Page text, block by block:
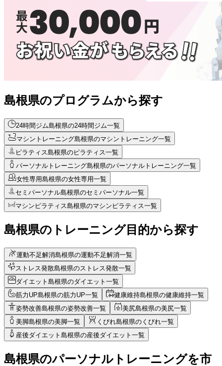
島根県のプログラムから探す
24時間ジム島根県の24時間ジム一覧
マシントレーニング島根県のマシントレーニング一覧
ピラティス島根県のピラティス一覧
パーソナルトレーニング島根県のパーソナルトレーニング一覧
女性専用島根県の女性専用一覧
セミパーソナル島根県のセミパーソナル一覧
マシンピラティス島根県のマシンピラティス一覧
島根県のトレーニング目的から探す
運動不足解消島根県の運動不足解消一覧
ストレス発散島根県のストレス発散一覧
ダイエット 島根県のダイエット一覧
筋力UP島根県の筋力UP一覧 健康維持島根県の健康維持一覧
姿勢改善島根県の姿勢改善一覧 美尻島根県の美尻一覧
美脚島根県の美脚一覧 くびれ島根県のくびれ一覧
産後ダイエット 島根県の産後ダイエット一覧
島根県のパーソナルトレーニングを市